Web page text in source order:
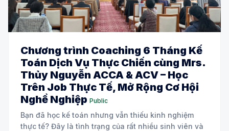
Chương trình Coaching 6 Tháng Kế
Toán Dịch Vụ Thực Chiến cùng Mrs.
Thủy Nguyễn ACCA & ACV – Học
Trên Job Thực Tế, Mở Rộng Cơ Hội
Nghề Nghiệp Public
Bạn đã học kế toán nhưng vẫn thiếu kinh nghiệm
thực tế? Đây là tình trạng của rất nhiều sinh viên và